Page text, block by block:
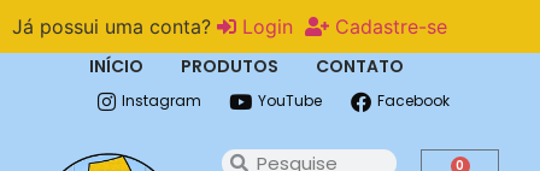
Já possui uma conta? Login
Cadastre-se
INÍCIO
PRODUTOS CONTATO
Instagram YouTube Facebook
0